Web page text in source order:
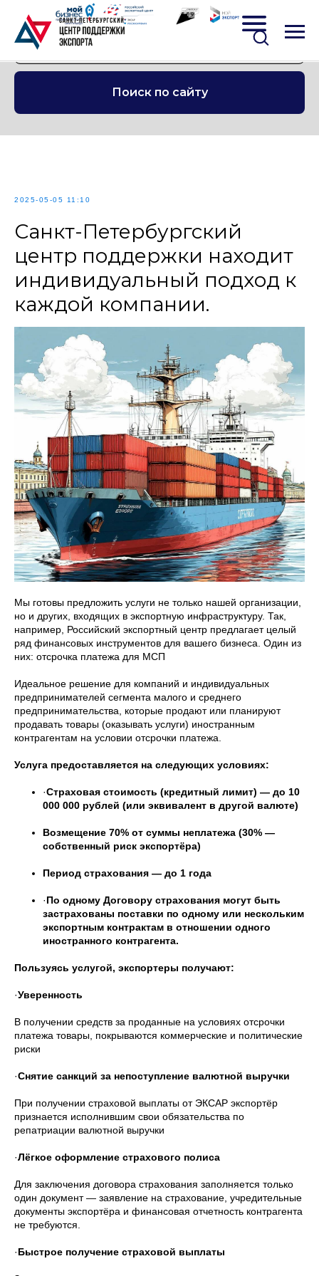
Поиск по сайту
2025-05-05 11:10
Санкт-Петербургский
центр поддержки находит
индивидуальный подход к
каждой компании.
Мы готовы предложить услуги не только нашей организации,
но и других, входящих в экспортную инфраструктуру. Так,
например, Российский экспортный центр предлагает целый
ряд финансовых инструментов для вашего бизнеса. Один из
них: отсрочка платежа для МСП
Идеальное решение для компаний и индивидуальных
предпринимателей сегмента малого и среднего
предпринимательства, которые продают или планируют
продавать товары (оказывать услуги) иностранным
контрагентам на условии отсрочки платежа.
Услуга предоставляется на следующих условиях:
·Страховая стоимость (кредитный лимит) — до 10
000 000 рублей (или эквивалент в другой валюте)
Возмещение 70% от суммы неплатежа (30% —
собственный риск экспортёра)
Период страхования — до 1 года
·По одному Договору страхования могут быть
застрахованы поставки по одному или нескольким
экспортным контрактам в отношении одного
иностранного контрагента.
Пользуясь услугой, экспортеры получают:
·Уверенность
В получении средств за проданные на условиях отсрочки
платежа товары, покрываются коммерческие и политические
риски
·Снятие санкций за непоступление валютной выручки
При получении страховой выплаты от ЭКСАР экспортёр
признается исполнившим свои обязательства по
репатриации валютной выручки
·Лёгкое оформление страхового полиса
Для заключения договора страхования заполняется только
один документ — заявление на страхование, учредительные
документы экспортёра и финансовая отчетность контрагента
не требуются.
·Быстрое получение страховой выплаты